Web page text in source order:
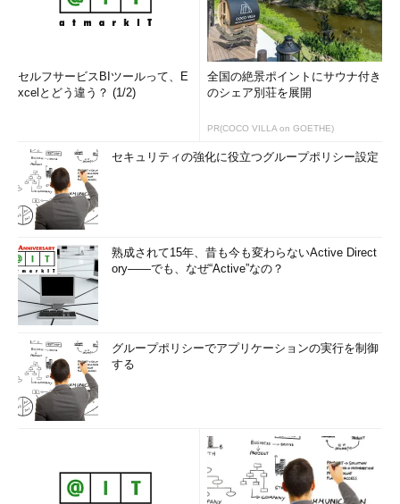
セルフサービスBIツールって、E
xcelとどう違う？ (1/2)
全国の絶景ポイントにサウナ付き
のシェア別荘を展開
PR(COCO VILLA on GOETHE)
セキュリティの強化に役立つグループポリシー設定
熟成されて15年、昔も今も変わらないActive Direct
ory――でも、なぜ“Active”なの？
グループポリシーでアプリケーションの実行を制御
する